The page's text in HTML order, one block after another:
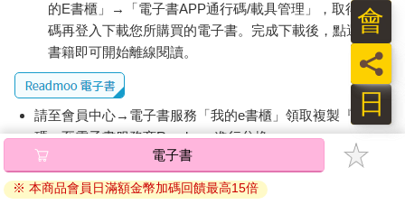
的E書櫃」→「電子書APP通行碼/載具管理」，取得通行
碼再登入下載您所購買的電子書。完成下載後，點選任一
書籍即可開始離線閱讀。
請至會員中心→電子書服務「我的e書櫃」領取複製『兌換
碼』至電子書服務商Readmoo進行兌換。
退換貨須知：
因版權保護，您在金石堂所購買的電子書僅能以金石堂專屬
電子書
※ 本商品會員日滿額金幣加碼回饋最高15倍
日
員
會